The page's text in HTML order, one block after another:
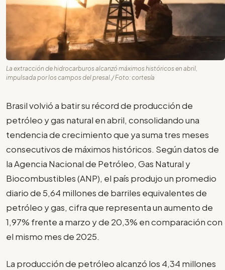
La extracción de hidrocarburos alcanzó máximos históricos en abril,
impulsada por los campos del presal./ Foto: cortesía
Brasil volvió a batir su récord de producción de
petróleo y gas natural en abril, consolidando una
tendencia de crecimiento que ya suma tres meses
consecutivos de máximos históricos. Según datos de
la Agencia Nacional de Petróleo, Gas Natural y
Biocombustibles (ANP), el país produjo un promedio
diario de 5,64 millones de barriles equivalentes de
petróleo y gas, cifra que representa un aumento de
1,97% frente a marzo y de 20,3% en comparación con
el mismo mes de 2025.
La producción de petróleo alcanzó los 4,34 millones